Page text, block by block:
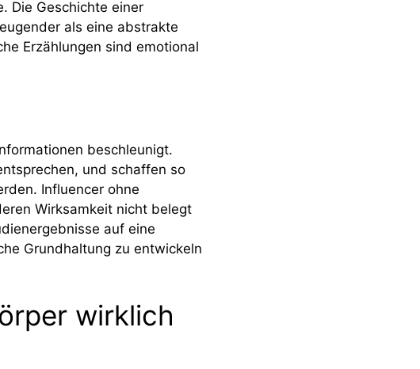
Die Geschichte einer
als eine abstrakte
Erzählungen sind emotional
beschleunigt.
und schaffen so
Influencer ohne
Wirksamkeit nicht belegt
auf eine
Grundhaltung zu entwickeln
wirklich